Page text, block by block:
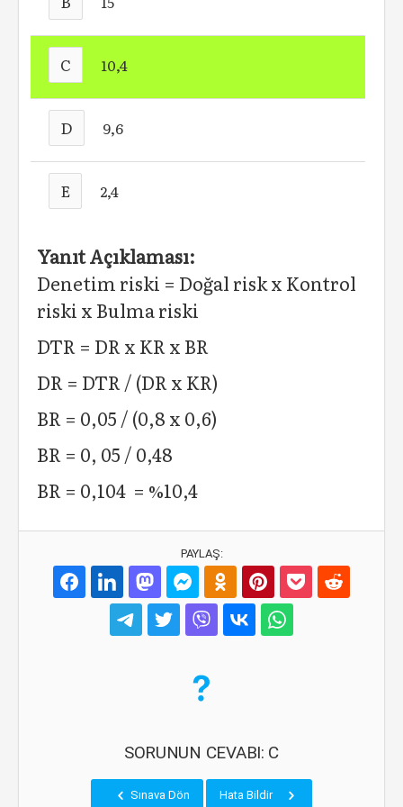
C 10,4
D 9,6
E 2,4
Yanıt Açıklaması:
Denetim riski = Doğal risk x Kontrol
riski x Bulma riski
DTR = DR x KR x BR
DR = DTR / (DR x KR)
BR = 0,05 / (0,8 x 0,6)
BR = 0, 05 / 0,48
BR = 0,104 = %10,4
PAYLAŞ:
SORUNUN CEVABI: C
Sınava Dön Hata Bildir